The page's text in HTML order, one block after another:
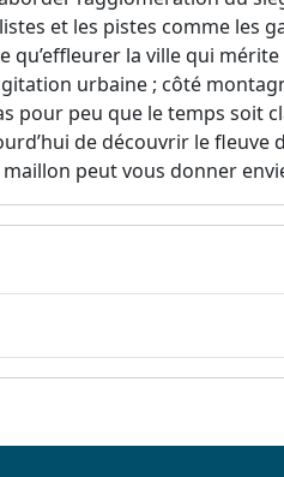
et les pistes comme les
la ville qui
urbaine ; côté
peu que le temps soit
de découvrir le fleuve
peut vous donner